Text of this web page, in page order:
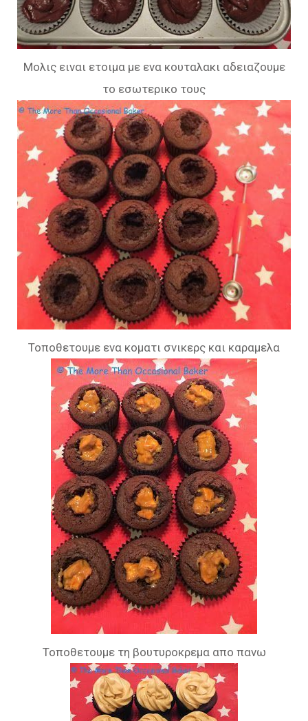
Μολις ειναι ετοιμα με ενα κουταλακι αδειαζουμε
το εσωτερικο τους
Τοποθετουμε ενα κοματι σνικερς και καραμελα
Τοποθετουμε τη βουτυροκρεμα απο πανω